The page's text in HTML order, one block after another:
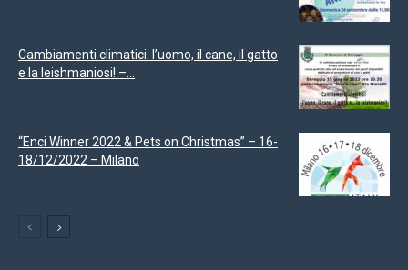
Cambiamenti climatici: l’uomo, il cane, il gatto
e la leishmaniosi! –...
“Enci Winner 2022 & Pets on Christmas” – 16-
18/12/2022 – Milano